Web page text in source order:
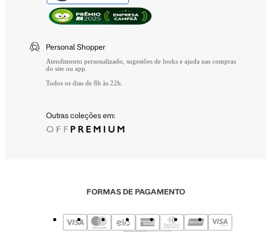
Personal Shopper
Atendimento personalizado, sugestões de looks e ajuda nas compras
do site ou app.
Todos os dias de 8h às 22h.
Outras coleções em:
FORMAS DE PAGAMENTO